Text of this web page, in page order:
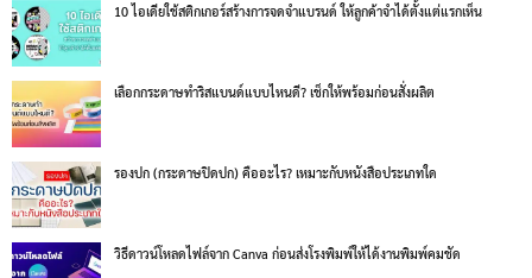
10 ไอเดียใช้สติกเกอร์สร้างการจดจำแบรนด์ ให้ลูกค้าจำได้ตั้งแต่แรกเห็น
เลือกกระดาษทำริสแบนด์แบบไหนดี? เช็กให้พร้อมก่อนสั่งผลิต
รองปก (กระดาษปิดปก) คืออะไร? เหมาะกับหนังสือประเภทใด
วิธีดาวน์โหลดไฟล์จาก Canva ก่อนส่งโรงพิมพ์ให้ได้งานพิมพ์คมชัด